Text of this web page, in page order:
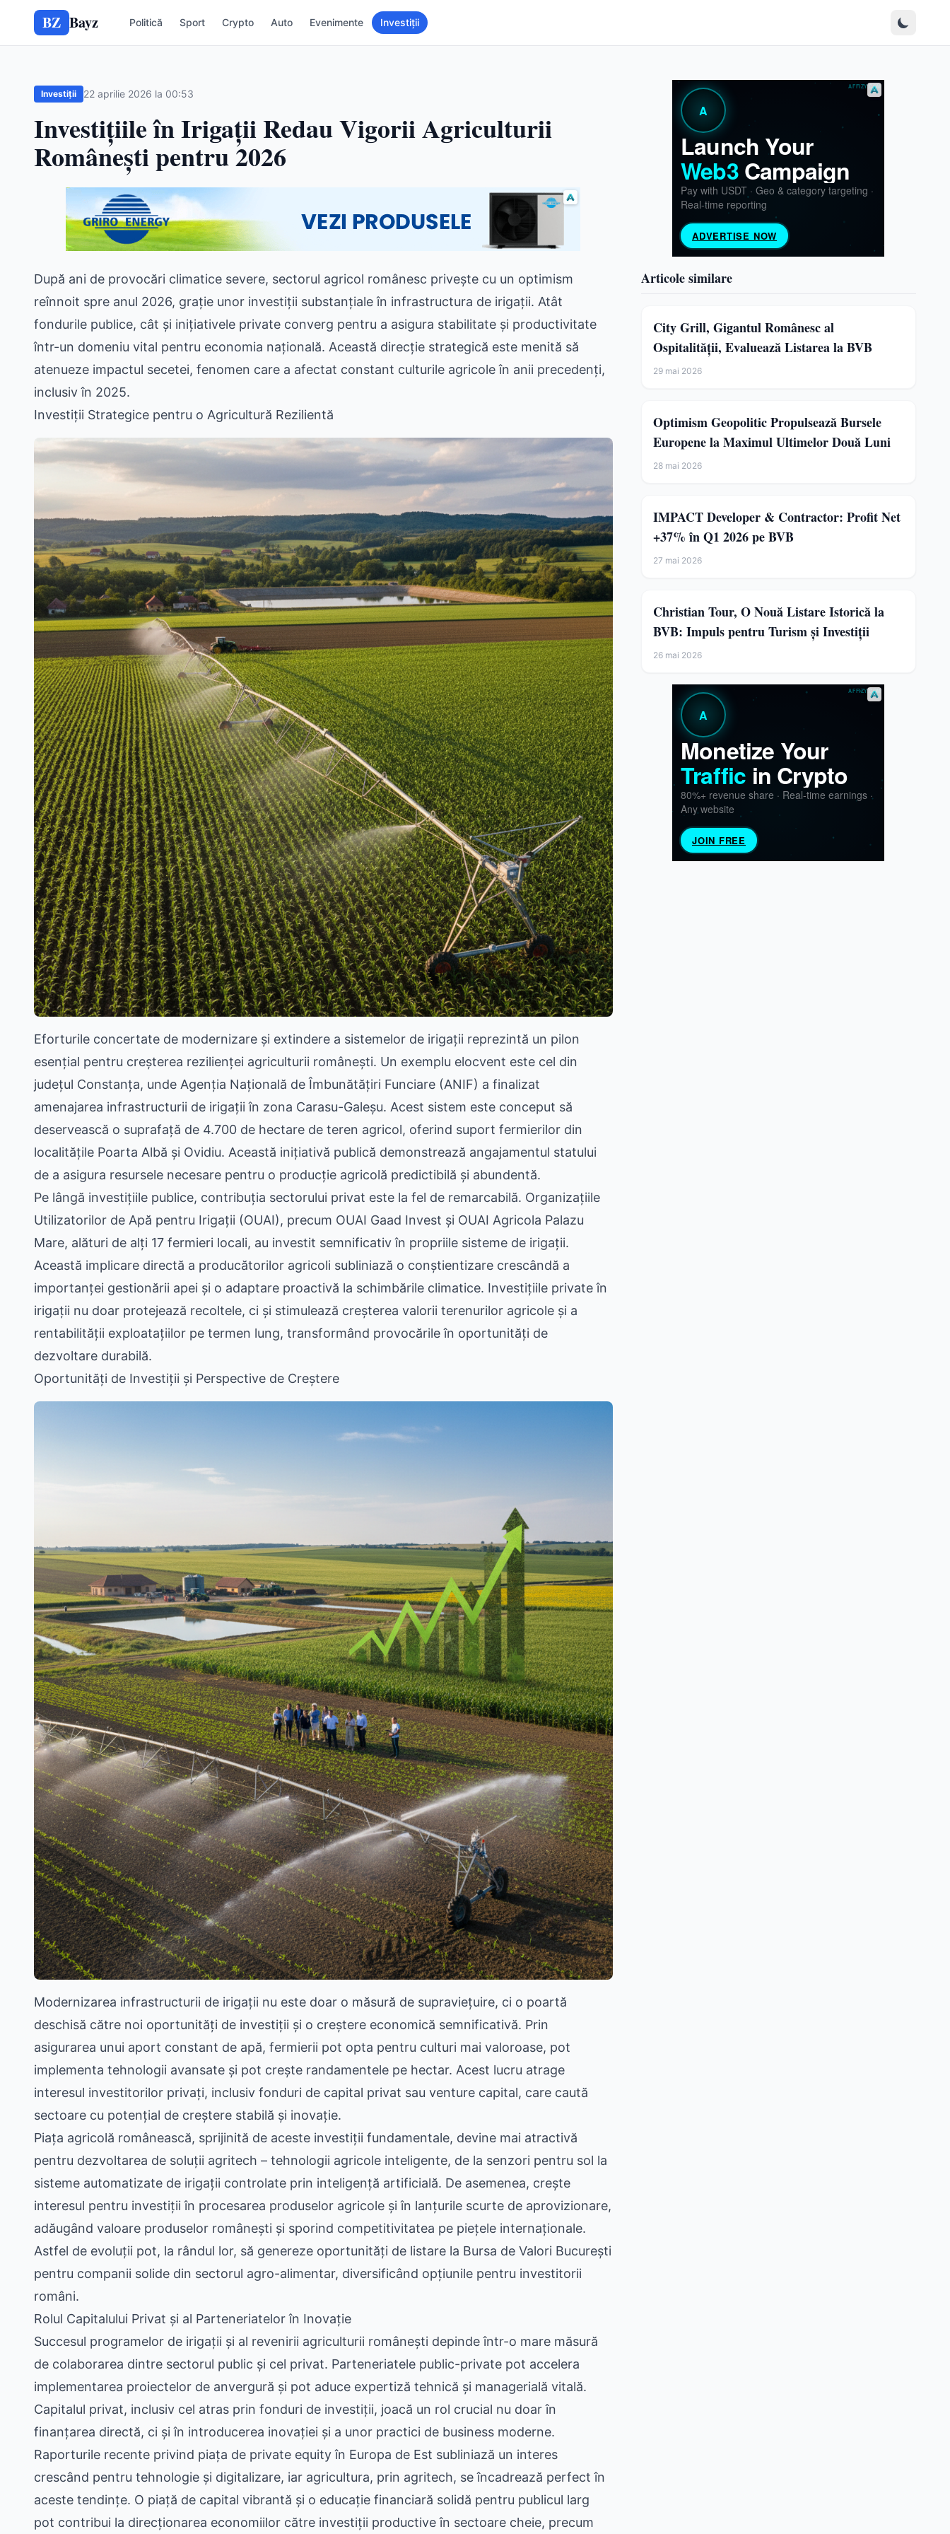
BZ Bayz Politică Sport Crypto Auto Evenimente Investiții
Investiții 22 aprilie 2026 la 00:53
Investițiile în Irigații Redau Vigorii Agriculturii
Românești pentru 2026
După ani de provocări climatice severe, sectorul agricol românesc privește cu un optimism
reînnoit spre anul 2026, grație unor investiții substanțiale în infrastructura de irigații. Atât
fondurile publice, cât și inițiativele private converg pentru a asigura stabilitate și productivitate
într-un domeniu vital pentru economia națională. Această direcție strategică este menită să
atenueze impactul secetei, fenomen care a afectat constant culturile agricole în anii precedenți,
inclusiv în 2025.
Investiții Strategice pentru o Agricultură Rezilientă
Eforturile concertate de modernizare și extindere a sistemelor de irigații reprezintă un pilon
esențial pentru creșterea rezilienței agriculturii românești. Un exemplu elocvent este cel din
județul Constanța, unde Agenția Națională de Îmbunătățiri Funciare (ANIF) a finalizat
amenajarea infrastructurii de irigații în zona Carasu-Galeșu. Acest sistem este conceput să
deservească o suprafață de 4.700 de hectare de teren agricol, oferind suport fermierilor din
localitățile Poarta Albă și Ovidiu. Această inițiativă publică demonstrează angajamentul statului
de a asigura resursele necesare pentru o producție agricolă predictibilă și abundentă.
Pe lângă investițiile publice, contribuția sectorului privat este la fel de remarcabilă. Organizațiile
Utilizatorilor de Apă pentru Irigații (OUAI), precum OUAI Gaad Invest și OUAI Agricola Palazu
Mare, alături de alți 17 fermieri locali, au investit semnificativ în propriile sisteme de irigații.
Această implicare directă a producătorilor agricoli subliniază o conștientizare crescândă a
importanței gestionării apei și o adaptare proactivă la schimbările climatice. Investițiile private în
irigații nu doar protejează recoltele, ci și stimulează creșterea valorii terenurilor agricole și a
rentabilității exploatațiilor pe termen lung, transformând provocările în oportunități de
dezvoltare durabilă.
Oportunități de Investiții și Perspective de Creștere
Modernizarea infrastructurii de irigații nu este doar o măsură de supraviețuire, ci o poartă
deschisă către noi oportunități de investiții și o creștere economică semnificativă. Prin
asigurarea unui aport constant de apă, fermierii pot opta pentru culturi mai valoroase, pot
implementa tehnologii avansate și pot crește randamentele pe hectar. Acest lucru atrage
interesul investitorilor privați, inclusiv fonduri de capital privat sau venture capital, care caută
sectoare cu potențial de creștere stabilă și inovație.
Piața agricolă românească, sprijinită de aceste investiții fundamentale, devine mai atractivă
pentru dezvoltarea de soluții agritech – tehnologii agricole inteligente, de la senzori pentru sol la
sisteme automatizate de irigații controlate prin inteligență artificială. De asemenea, crește
interesul pentru investiții în procesarea produselor agricole și în lanțurile scurte de aprovizionare,
adăugând valoare produselor românești și sporind competitivitatea pe piețele internaționale.
Astfel de evoluții pot, la rândul lor, să genereze oportunități de listare la Bursa de Valori București
pentru companii solide din sectorul agro-alimentar, diversificând opțiunile pentru investitorii
români.
Rolul Capitalului Privat și al Parteneriatelor în Inovație
Succesul programelor de irigații și al revenirii agriculturii românești depinde într-o mare măsură
de colaborarea dintre sectorul public și cel privat. Parteneriatele public-private pot accelera
implementarea proiectelor de anvergură și pot aduce expertiză tehnică și managerială vitală.
Capitalul privat, inclusiv cel atras prin fonduri de investiții, joacă un rol crucial nu doar în
finanțarea directă, ci și în introducerea inovației și a unor practici de business moderne.
Raporturile recente privind piața de private equity în Europa de Est subliniază un interes
crescând pentru tehnologie și digitalizare, iar agricultura, prin agritech, se încadrează perfect în
aceste tendințe. O piață de capital vibrantă și o educație financiară solidă pentru publicul larg
pot contribui la direcționarea economiilor către investiții productive în sectoare cheie, precum
Articole similare
City Grill, Gigantul Românesc al
Ospitalității, Evaluează Listarea la BVB
29 mai 2026
Optimism Geopolitic Propulsează Bursele
Europene la Maximul Ultimelor Două Luni
28 mai 2026
IMPACT Developer & Contractor: Profit Net
+37% în Q1 2026 pe BVB
27 mai 2026
Christian Tour, O Nouă Listare Istorică la
BVB: Impuls pentru Turism și Investiții
26 mai 2026